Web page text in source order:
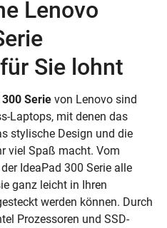
Lenovo
Sie lohnt
Serie von Lenovo sind
Laptops, mit denen das
stylische Design und die
viel Spaß macht. Vom
IdeaPad 300 Serie alle
ganz leicht in Ihren
werden können. Durch
Prozessoren und SSD-